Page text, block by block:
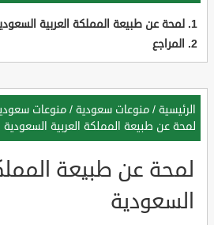
لمحة عن طبيعة المملكة العربية
المراجع
الرئيسية / منوعات سعودية / منوعات
لمحة عن طبيعة المملكة العربية السعودية
لمحة عن طبيعة
السعودية